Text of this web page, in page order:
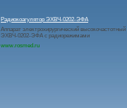
Радиокоагулятор ЭХВЧ-0202-ЭФА
Аппарат электрохирургический высокочастотный
ЭХВЧ-0202-ЭФА с радиорежимами
www.rosmed.ru